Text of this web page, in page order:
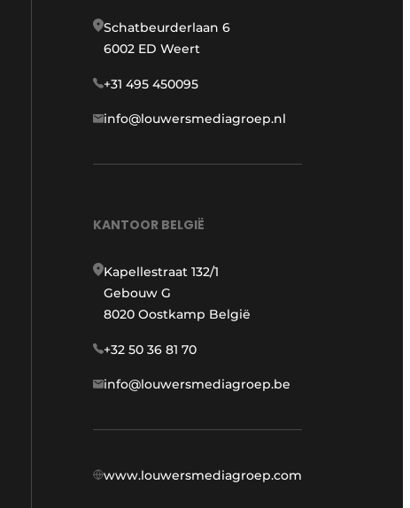
Schatbeurderlaan 6
6002 ED Weert
+31 495 450095
info@louwersmediagroep.nl
KANTOOR BELGIË
Kapellestraat 132/1
Gebouw G
8020 Oostkamp België
+32 50 36 81 70
info@louwersmediagroep.be
www.louwersmediagroep.com